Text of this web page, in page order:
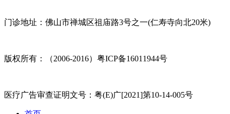
门诊地址：佛山市禅城区祖庙路3号之一(仁寿寺向北20米)
版权所有：（2006-2016）粤ICP备16011944号
医疗广告审查证明文号：粤(E)广[2021]第10-14-005号